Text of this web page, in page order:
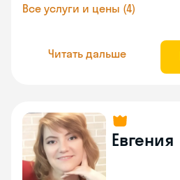
Все услуги и цены (4)
Читать дальше
Евгения